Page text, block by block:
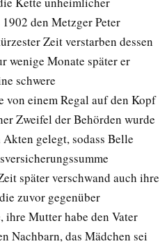
den Metzger Peter
Zeit verstarben dessen
wenige Monate später er
schwere
von einem Regal auf den Kopf
Zweifel der Behörden wurde
gelegt, sodass Belle
später verschwand auch ihre
zuvor gegenüber
Mutter habe den Vater
Nachbarn, das Mädchen sei